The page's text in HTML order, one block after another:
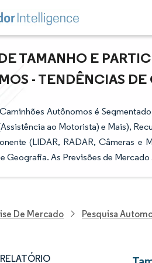
TAMANHO E
- TENDÊNCIAS
Autônomos é
ao Motorista) e Mais),
(LIDAR, RADAR, Câmeras e
Geografia. As Previsões de Mercado
De Mercado Pesquisa